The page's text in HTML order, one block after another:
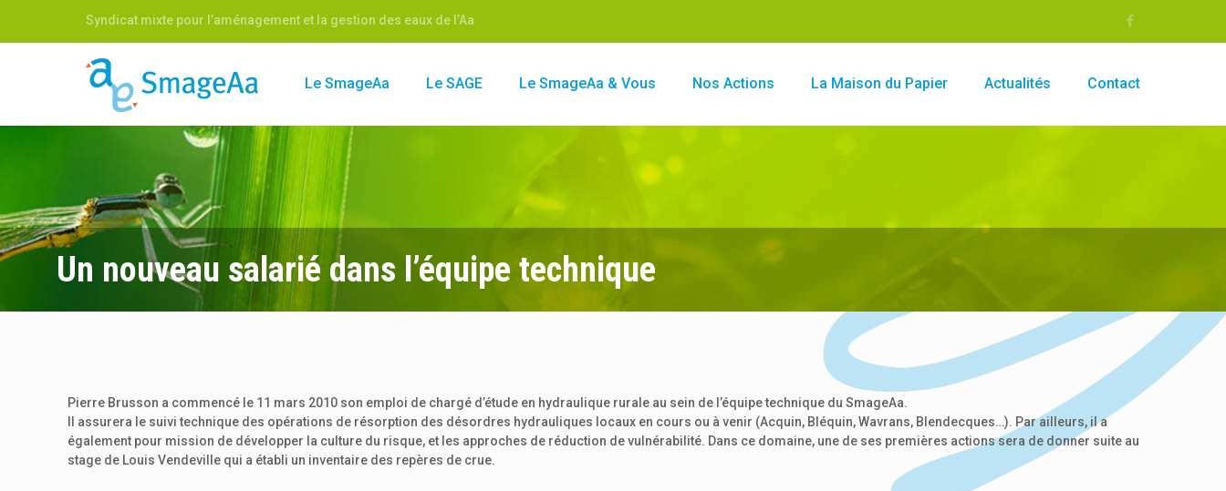
Syndicat mixte pour l’aménagement et la gestion des eaux de l’Aa
Le SmageAa Le SAGE Le SmageAa & Vous Nos Actions La Maison du Papier Actualités Contact
Un nouveau salarié dans l’équipe technique
Pierre Brusson a commencé le 11 mars 2010 son emploi de chargé d’étude en hydraulique rurale au sein de l’équipe technique du SmageAa.
Il assurera le suivi technique des opérations de résorption des désordres hydrauliques locaux en cours ou à venir (Acquin, Bléquin, Wavrans, Blendecques…). Par ailleurs, il a
également pour mission de développer la culture du risque, et les approches de réduction de vulnérabilité. Dans ce domaine, une de ses premières actions sera de donner suite au
stage de Louis Vendeville qui a établi un inventaire des repères de crue.